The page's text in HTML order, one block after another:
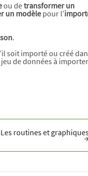
ou detransformer un
un modèlepour l’
.
soit importé ou créé
de données à
Les routines et